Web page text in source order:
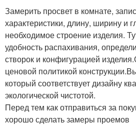
Замерить просвет в комнате,
характеристики, длину, ширину и
необходимое строение изделия.
удобность распахивания,
створок и конфигурацией
ценовой политикой
который соответствует дизайну
экологической чистотой.
Перед тем как отправиться за
хорошо сделать замеры проемов